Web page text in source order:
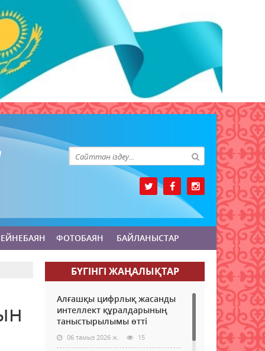
ФОТОБАЯН БАЙЛАНЫСТАР
БҮГІНГI ЖАҢАЛЫҚТАР
Алғашқы цифрлық жасанды
интеллект құралдарының
таныстырылымы өтті
06 тамыз 2026 ж. 15